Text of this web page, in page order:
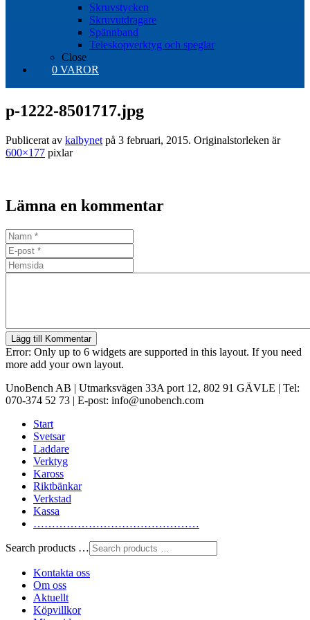
Skruvstycken
Skruvutdragare
Spännband
Teleskopverktyg och speglar
Close
0 VAROR
p-1222-8501717.jpg
Publicerat av kalbynet på 3 februari, 2015. Originalstorleken är
600×177 pixlar
Lämna en kommentar
Lägg till Kommentar
Error: Only up to 6 widgets are supported in this layout. If you need
more add your own layout.
UnoBench AB | Utmarksvägen 33A port 12, 802 91 GÄVLE | Tel:
070-374 52 73 | E-post: info@unobench.com
Start
Svetsar
Laddare
Verktyg
Kaross
Riktbänkar
Verkstad
Kassa
………………………………………
Search products …
Kontakta oss
Om oss
Aktuellt
Köpvillkor